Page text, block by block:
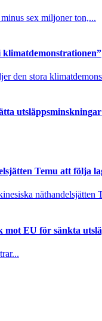
sex miljoner ton,...
den stora
Temu att följa
näthandelsjätten
mot EU för sänkta